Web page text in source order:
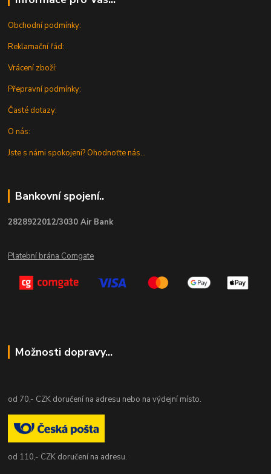
Obchodní podmínky:
Reklamační řád:
Vrácení zboží:
Přepravní podmínky:
Časté dotazy:
O nás:
Jste s námi spokojeni? Ohodnoťte nás...
Bankovní spojení..
2828922012/3030 Air Bank
Platební brána Comgate
Možnosti dopravy...
od 70,- CZK doručení na adresu nebo na výdejní místo.
od 110,- CZK doručení na adresu.